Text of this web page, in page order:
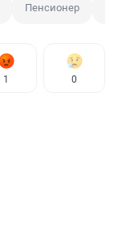
Пенсионер
1 0